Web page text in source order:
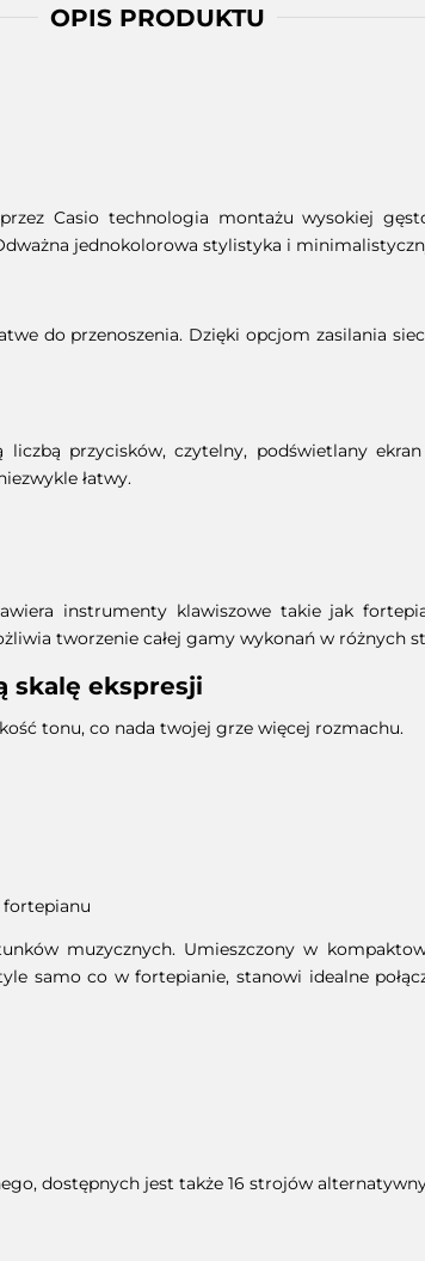
OPIS PRODUKTU
Casio technologia montażu wysokiej
jednokolorowa stylistyka i
do przenoszenia. Dzięki opcjom zasilania
przycisków, czytelny, podświetlany
łatwy.
instrumenty klawiszowe takie jak
tworzenie całej gamy wykonań w różnych
skalę ekspresji
tonu, co nada twojej grze więcej rozmachu.
fortepianu
muzycznych. Umieszczony w
samo co w fortepianie, stanowi idealne
dostępnych jest także 16 strojów